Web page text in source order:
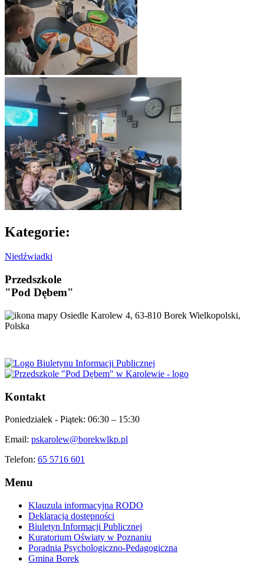
Kategorie:
Niedźwiadki
Przedszkole
"Pod Dębem"
Osiedle Karolew 4, 63-810 Borek Wielkopolski,
Polska
Kontakt
Poniedziałek - Piątek: 06:30 – 15:30
Email: pskarolew@borekwlkp.pl
Telefon: 65 5716 601
Menu
Klauzula informacyjna RODO
Deklaracja dostępności
Biuletyn Informacji Publicznej
Kuratorium Oświaty w Poznaniu
Poradnia Psychologiczno-Pedagogiczna
Gmina Borek